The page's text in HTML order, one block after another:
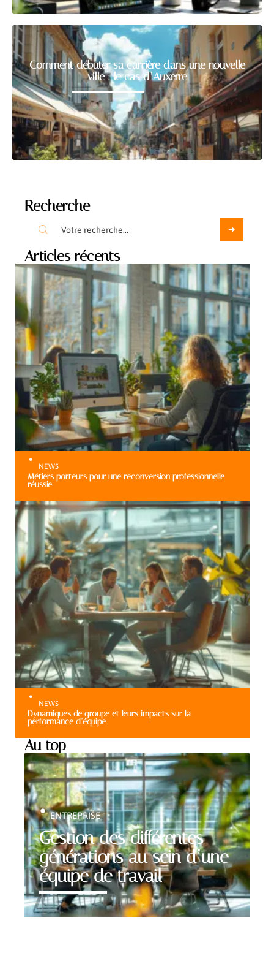
Comment débuter sa carrière dans une nouvelle
ville : le cas d’Auxerre
Recherche
Articles récents
NEWS
Métiers porteurs pour une reconversion professionnelle
réussie
NEWS
Dynamiques de groupe et leurs impacts sur la
performance d’équipe
Au top
Gestion des différentes
générations au sein d’une
équipe de travail
ENTREPRISE